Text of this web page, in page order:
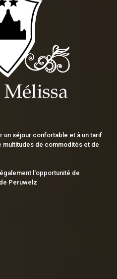
un séjour confortable et à un tarif
multitudes de commodités et de
l'opportunité de
Peruwelz